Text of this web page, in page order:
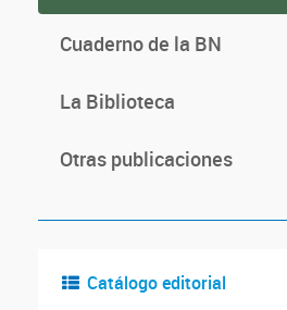
Cuaderno de la BN
La Biblioteca
Otras publicaciones
Catálogo editorial